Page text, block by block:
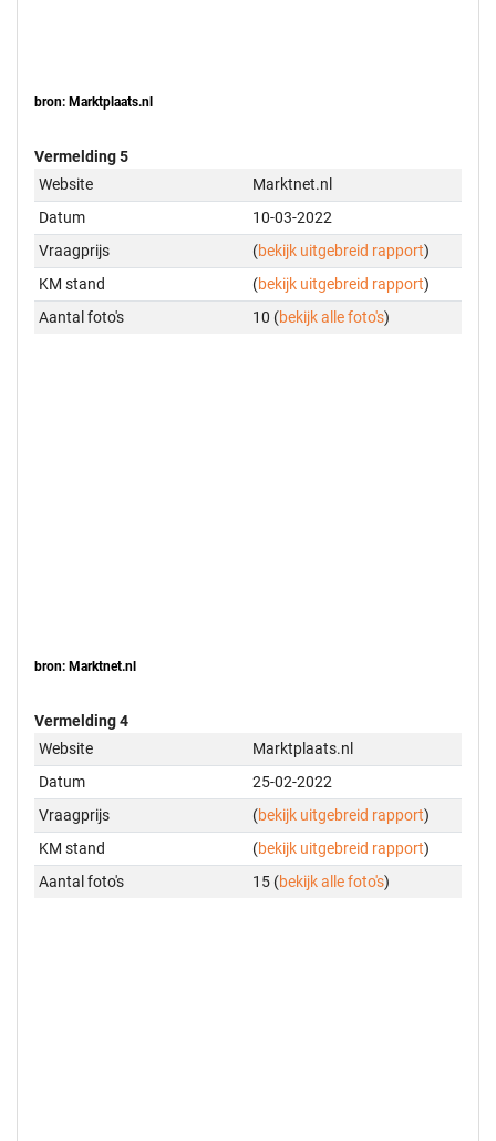
bron: Marktplaats.nl
Vermelding 5
Website
Marktnet.nl
Datum
10-03-2022
Vraagprijs
(bekijk uitgebreid rapport)
KM stand
(bekijk uitgebreid rapport)
Aantal foto's
10 (bekijk alle foto's)
bron: Marktnet.nl
Vermelding 4
Website
Marktplaats.nl
Datum
25-02-2022
Vraagprijs
(bekijk uitgebreid rapport)
KM stand
(bekijk uitgebreid rapport)
Aantal foto's
15 (bekijk alle foto's)